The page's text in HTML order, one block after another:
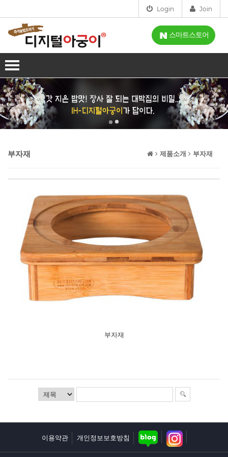
Login Join
스마트스토어
회사소개
인사말
인증
오시는길
사업분야
제품소개
IH-디지털아궁이
가스아궁이
홈아궁이
부자재
설치점
공지사항
FAQ
보도자료
시연신청
보도영상
부자재 제품소개 부자재
부자재
이용약관 개인정보보호방침